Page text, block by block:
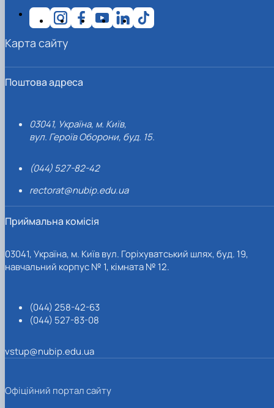
Поштова адреса
03041, Україна, м. Київ,
вул. Героїв Оборони, буд. 15.
(044) 527-82-42
rectorat@nubip.edu.ua
Приймальна комісія
03041, Україна, м. Київ вул. Горіхуватський шлях, буд. 19,
навчальний корпус № 1, кімната № 12.
(044) 258-42-63
(044) 527-83-08
vstup@nubip.edu.ua
Карта сайту
Офіційний портал сайту